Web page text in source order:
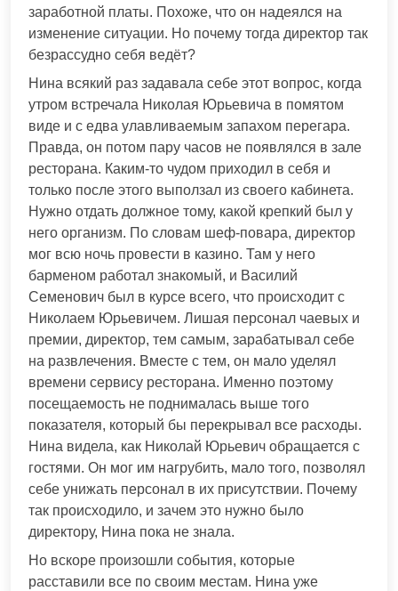
заработной платы. Похоже, что он надеялся на
изменение ситуации. Но почему тогда директор так
безрассудно себя ведёт?
Нина всякий раз задавала себе этот вопрос, когда
утром встречала Николая Юрьевича в помятом
виде и с едва улавливаемым запахом перегара.
Правда, он потом пару часов не появлялся в зале
ресторана. Каким-то чудом приходил в себя и
только после этого выползал из своего кабинета.
Нужно отдать должное тому, какой крепкий был у
него организм. По словам шеф-повара, директор
мог всю ночь провести в казино. Там у него
барменом работал знакомый, и Василий
Семенович был в курсе всего, что происходит с
Николаем Юрьевичем. Лишая персонал чаевых и
премии, директор, тем самым, зарабатывал себе
на развлечения. Вместе с тем, он мало уделял
времени сервису ресторана. Именно поэтому
посещаемость не поднималась выше того
показателя, который бы перекрывал все расходы.
Нина видела, как Николай Юрьевич обращается с
гостями. Он мог им нагрубить, мало того, позволял
себе унижать персонал в их присутствии. Почему
так происходило, и зачем это нужно было
директору, Нина пока не знала.
Но вскоре произошли события, которые
расставили все по своим местам. Нина уже